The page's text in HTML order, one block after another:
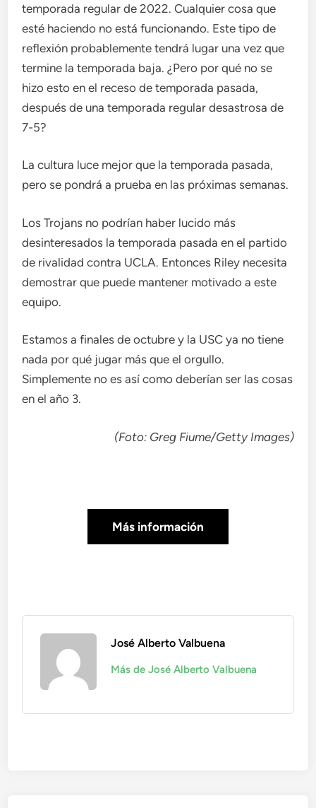
temporada regular de 2022. Cualquier cosa que
esté haciendo no está funcionando. Este tipo de
reflexión probablemente tendrá lugar una vez que
termine la temporada baja. ¿Pero por qué no se
hizo esto en el receso de temporada pasada,
después de una temporada regular desastrosa de
7-5?
La cultura luce mejor que la temporada pasada,
pero se pondrá a prueba en las próximas semanas.
Los Trojans no podrían haber lucido más
desinteresados ​​la temporada pasada en el partido
de rivalidad contra UCLA. Entonces Riley necesita
demostrar que puede mantener motivado a este
equipo.
Estamos a finales de octubre y la USC ya no tiene
nada por qué jugar más que el orgullo.
Simplemente no es así como deberían ser las cosas
en el año 3.
(Foto: Greg Fiume/Getty Images)
Más información
José Alberto Valbuena
Más de José Alberto Valbuena